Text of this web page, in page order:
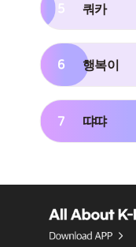
5 쿼카
6 행복이
7 땨땨